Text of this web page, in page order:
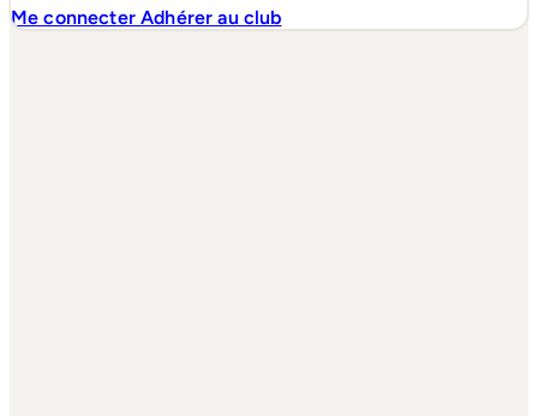
Me connecterAdhérer au club